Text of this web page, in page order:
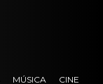
MÚSICA CINE